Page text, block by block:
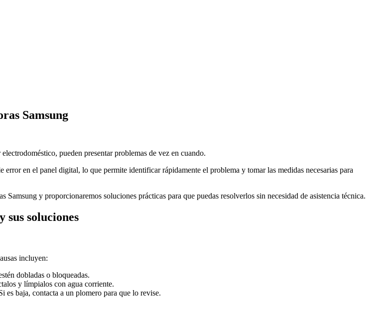
Samsung
pueden presentar problemas de vez en cuando.
error en el panel digital, lo que permite identificar rápidamente el problema y tomar las medidas necesarias para
y proporcionaremos soluciones prácticas para que puedas resolverlos sin necesidad de asistencia técnica.
sus soluciones
incluyen:
dobladas o bloqueadas.
y límpialos con agua corriente.
es baja, contacta a un plomero para que lo revise.